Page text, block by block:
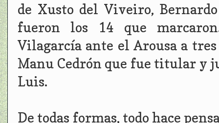
de Xusto del Viveiro,
fueron los 14 que
Vilagarcía ante el Arousa a
Manu Cedrón que fue titular y
Luis.
De todas formas, todo hace